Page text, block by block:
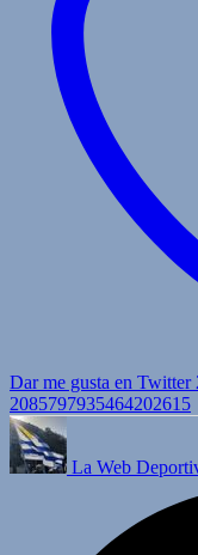
Dar me gusta en
2085797935464202615
La Web